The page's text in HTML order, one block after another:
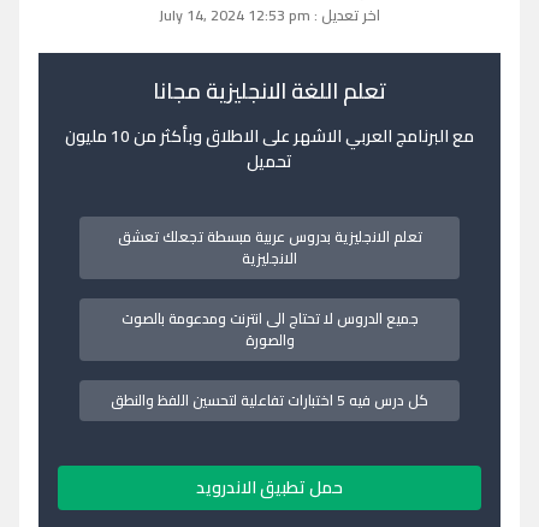
اخر تعديل : July 14, 2024 12:53 pm
تعلم اللغة الانجليزية مجانا
مع البرنامج العربي الاشهر على الاطلاق وبأكثر من 10 مليون
تحميل
تعلم الانجليزية بدروس عربية مبسطة تجعلك تعشق
الانجليزية
جميع الدروس لا تحتاج الى انترنت ومدعومة بالصوت
والصورة
كل درس فيه 5 اختبارات تفاعلية لتحسين اللفظ والنطق
حمل تطبيق الاندرويد